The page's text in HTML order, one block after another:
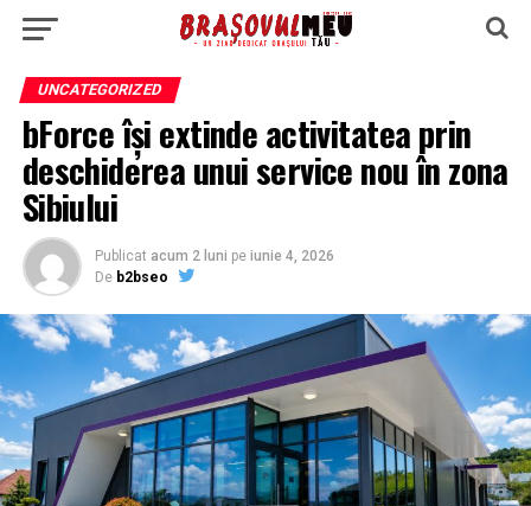
UNCATEGORIZED
bForce își extinde activitatea prin
deschiderea unui service nou în zona
Sibiului
Publicat acum 2 luni pe iunie 4, 2026
De b2bseo